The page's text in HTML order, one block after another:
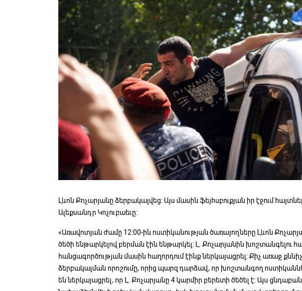
Լևոն Քոչարյանը ձերբակալվեց: Այս մասին ֆեյհսբուքյան իր էջում
Ալեքսանդր Կոչուբաեւը:
«Առավոտյան ժամը 12:00-ին ոստիկանության ծառայողները Լևոն
ծեծի ենթարկելով բերման էին ենթարկել: Լ. Քոչարյանին խոշտանգելու
հանցագործության մասին հաղորդում էինք ներկայացրել: Քիչ առաջ
ձերբակալման որոշումը, որից պարզ դարձավ, որ խոշտանգող
են ներկայացրել, որ Լ. Քոչարյանը 4 կարմիր բերետի ծեծել է: Այս